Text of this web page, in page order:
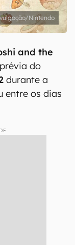
Nintendo
and the
do
durante a
entre os dias